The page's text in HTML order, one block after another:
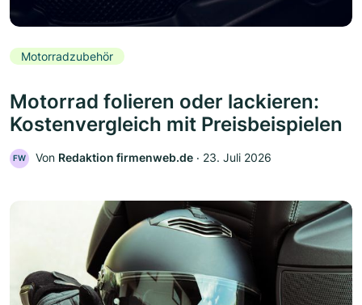
Motorradzubehör
Motorrad folieren oder lackieren:
Kostenvergleich mit Preisbeispielen
FW Von Redaktion firmenweb.de ‧ 23. Juli 2026